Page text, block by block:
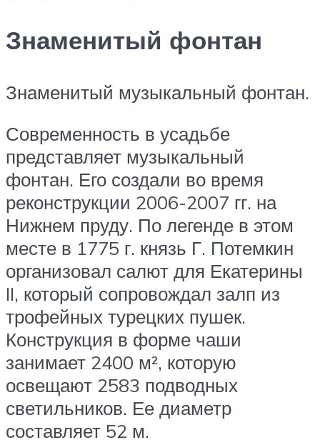
Знаменитый фонтан
Знаменитый музыкальный фонтан.
Современность в усадьбе
представляет музыкальный
фонтан. Его создали во время
реконструкции 2006-2007 гг. на
Нижнем пруду. По легенде в этом
месте в 1775 г. князь Г. Потемкин
организовал салют для Екатерины
II, который сопровождал залп из
трофейных турецких пушек.
Конструкция в форме чаши
занимает 2400 м², которую
освещают 2583 подводных
светильников. Ее диаметр
составляет 52 м.